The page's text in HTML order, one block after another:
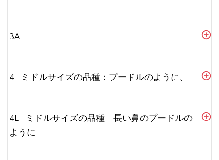
3A
4 - ミドルサイズの品種：プードルのように、
4L - ミドルサイズの品種：長い鼻のプードルの
ように